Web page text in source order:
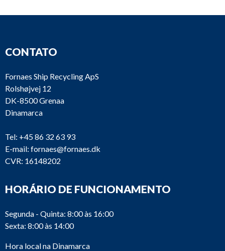
CONTATO
Fornaes Ship Recycling ApS
Rolshøjvej 12
DK-8500 Grenaa
Dinamarca
Tel: +45 86 32 63 93
E-mail: fornaes@fornaes.dk
CVR: 16148202
HORÁRIO DE FUNCIONAMENTO
Segunda - Quinta: 8:00 às 16:00
Sexta: 8:00 às 14:00
Hora local na Dinamarca